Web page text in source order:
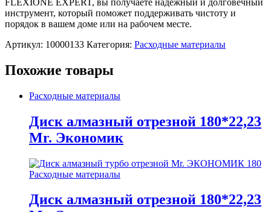
инструмент, который поможет поддерживать чистоту и
порядок в вашем доме или на рабочем месте.
Артикул: 10000133 Категория: Расходные материалы
Похожие товары
Расходные материалы
Диск алмазный отрезной 180*22,23
Mr. Экономик
Расходные материалы
Диск алмазный отрезной 180*22,23